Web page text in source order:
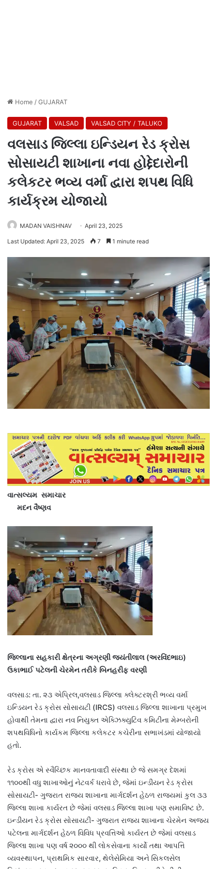
Home /GUJARAT
GUJARAT VALSAD VALSAD CITY / TALUKO
વલસાડ જિલ્લા ઇન્ડિયન રેડ ક્રોસ
સોસાયટી શાખાના નવા હોદ્દેદારોની
કલેકટર ભવ્ય વર્મા દ્વારા શપથ વિધિ
કાર્યક્રમ યોજાયો
MADAN VAISHNAV April 23, 2025
Last Updated: April 23, 2025 7 1 minute read
વાત્સલ્યમ સમાચાર
મદન વૈષ્ણવ
જિલ્લાના સહકારી ક્ષેત્રના અગ્રણી જયંતીલાલ (અરવિંદભાઇ)
ઉકાભાઈ પટેલની ચેરમેન તરીકે બિનહરીફ વરણી
વલસાડ: તા. ૨૩ એપ્રિલ,વલસાડ જિલ્લા ક્લેક્ટરશ્રી ભવ્ય વર્મા
ઇન્ડિયન રેડ ક્રોસ સોસાયટી (IRCS) વલસાડ જિલ્લા શાખાના પ્રમુખ
હોવાથી તેમના દ્વારા નવ નિયુક્ત એક્ઝિક્યુટિવ કમિટીના મેમ્બરોની
શપથવિધિનો કાર્યકમ જિલ્લા કલેકટર કચેરીના સભાખંડમાં યોજાયો
હતો.
રેડ ક્રોસ એ સ્વૈચ્છિક માનવતાવાદી સંસ્થા છે જે સમગ્ર દેશમાં
૧૧૦૦થી વધુ શાખાઓનું નેટવર્ક ધરાવે છે, જેમાં ઇન્ડીયન રેડ ક્રોસ
સોસાયટી- ગુજરાત રાજ્ય શાખાના માર્ગદર્શન હેઠળ રાજ્યમાં કુલ ૩૩
જિલ્લા શાખા કાર્યરત છે જેમાં વલસાડ જિલ્લા શાખા પણ સમાવિષ્ટ છે.
ઇન્ડીયન રેડ ક્રોસ સોસાયટી- ગુજરાત રાજ્ય શાખાના ચેરમેન અજય
પટેલના માર્ગદર્શન હેઠળ વિવિધ પ્રવત્તિઓ કાર્યરત છે જેમાં વલસાડ
જિલ્લા શાખા પણ વર્ષ ૨૦૦૦ થી લોકસેવાના કાર્યો તથા આપત્તિ
વ્યવસ્થાપન, પ્રાથમિક સારવાર, થેલેસેમિયા અને સિકલસેલ